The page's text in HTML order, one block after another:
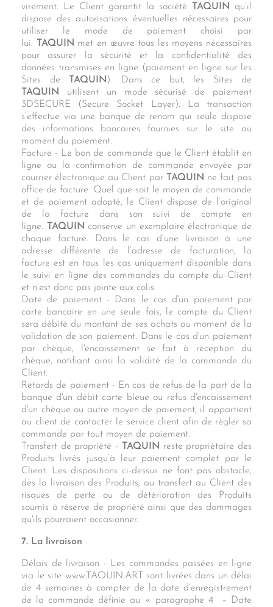
virement. Le Client garantit la société
TAQUIN
qu’il
dispose des autorisations éventuelles nécessaires pour
utiliser le mode de paiement choisi par
lui.
TAQUIN met en œuvre tous les moyens nécessaires
pour assurer la sécurité et la confidentialité des
données transmises en ligne (paiement en ligne sur les
Sites de
TAQUIN ). Dans ce but, les Sites de
TAQUIN
utilisent un mode sécurisé de paiement
3DSECURE (Secure Socket Layer). La transaction
s’effectue via une banque de renom qui seule dispose
des informations bancaires fournies sur le site au
moment du paiement.
Facture - Le bon de commande que le Client établit en
ligne ou la confirmation de commande envoyée par
courrier électronique au Client par
TAQUIN ne fait pas
office de facture. Quel que soit le moyen de commande
et de paiement adopté, le Client dispose de l’original
de la facture dans son suivi de compte en
ligne.
TAQUIN conserve un exemplaire électronique de
chaque facture. Dans le cas d’une livraison à une
adresse différente de l’adresse de facturation, la
facture est en tous les cas uniquement disponible dans
le suivi en ligne des commandes du compte du Client
et n’est donc pas jointe aux colis.
Date de paiement - Dans le cas d'un paiement par
carte bancaire en une seule fois, le compte du Client
sera débité du montant de ses achats au moment de la
validation de son paiement. Dans le cas d'un paiement
par chèque, l'encaissement se fait à réception du
chèque, notifiant ainsi la validité de la commande du
Client.
Retards de paiement - En cas de refus de la part de la
banque d'un débit carte bleue ou refus d'encaissement
d'un chèque ou autre moyen de paiement, il appartient
au client de contacter le service client afin de régler sa
commande par tout moyen de paiement.
Transfert de propriété -
TAQUIN reste propriétaire des
Produits livrés jusqu’à leur paiement complet par le
Client. Les dispositions ci-dessus ne font pas obstacle,
dès la livraison des Produits, au transfert au Client des
risques de perte ou de détérioration des Produits
soumis à réserve de propriété ainsi que des dommages
qu'ils pourraient occasionner.
7. La livraison
Délais de livraison - Les commandes passées en ligne
via le site www.TAQUIN.ART sont livrées dans un délai
de 4 semaines à compter de la date d’enregistrement
de la commande définie au « paragraphe 4 – Date